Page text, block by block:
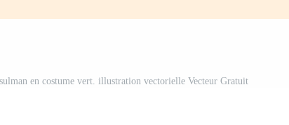
en costume vert. illustration vectorielle Vecteur Gratuit